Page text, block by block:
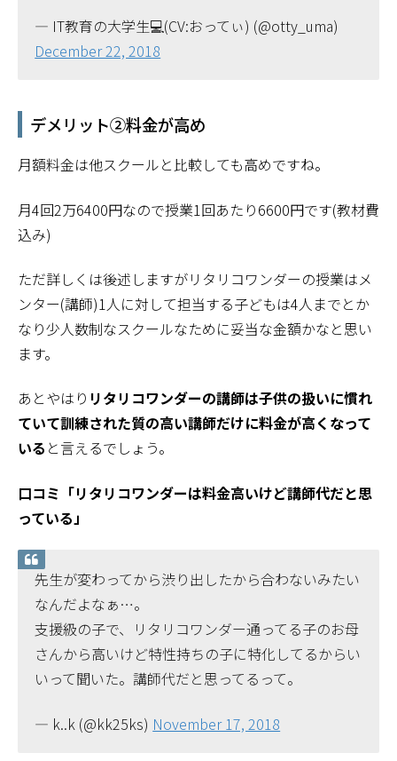
— IT教育の大学生💻(CV:おってぃ) (@otty_uma)
December 22, 2018
デメリット②料金が高め
月額料金は他スクールと比較しても高めですね。
月4回2万6400円なので授業1回あたり6600円です(教材費
込み)
ただ詳しくは後述しますがリタリコワンダーの授業はメ
ンター(講師)1人に対して担当する子どもは4人までとか
なり少人数制なスクールなために妥当な金額かなと思い
ます。
あとやはり リタリコワンダーの講師は子供の扱いに慣れ
ていて訓練された質の高い講師だけに料金が高くなって
いる と言えるでしょう。
口コミ「リタリコワンダーは料金高いけど講師代だと思
っている」
先生が変わってから渋り出したから合わないみたい
なんだよなぁ…。
支援級の子で、リタリコワンダー通ってる子のお母
さんから高いけど特性持ちの子に特化してるからい
いって聞いた。講師代だと思ってるって。
— k..k (@kk25ks) November 17, 2018